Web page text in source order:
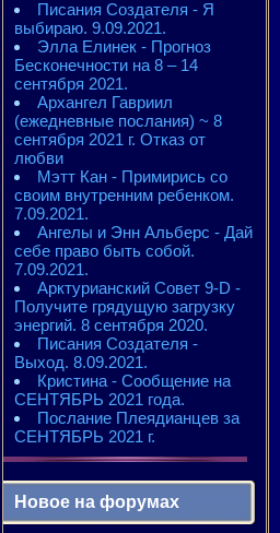
Писания Создателя - Я
выбираю. 9.09.2021.
Элла Елинек - Прогноз
Бесконечности на 8 – 14
сентября 2021.
Архангел Гавриил
(ежедневные послания) ~ 8
сентября 2021 г. Отказ от
любви
Мэтт Кан - Примирись со
своим внутренним ребенком.
7.09.2021.
Ангелы и Энн Альберс - Дай
себе право быть собой.
7.09.2021.
Арктурианский Совет 9-D -
Получите грядущую загрузку
энергий. 8 сентября 2020.
Писания Создателя -
Выход. 8.09.2021.
Кристина - Сообщение на
СЕНТЯБРЬ 2021 года.
Послание Плеядианцев за
СЕНТЯБРЬ 2021 г.
Новое на форумах